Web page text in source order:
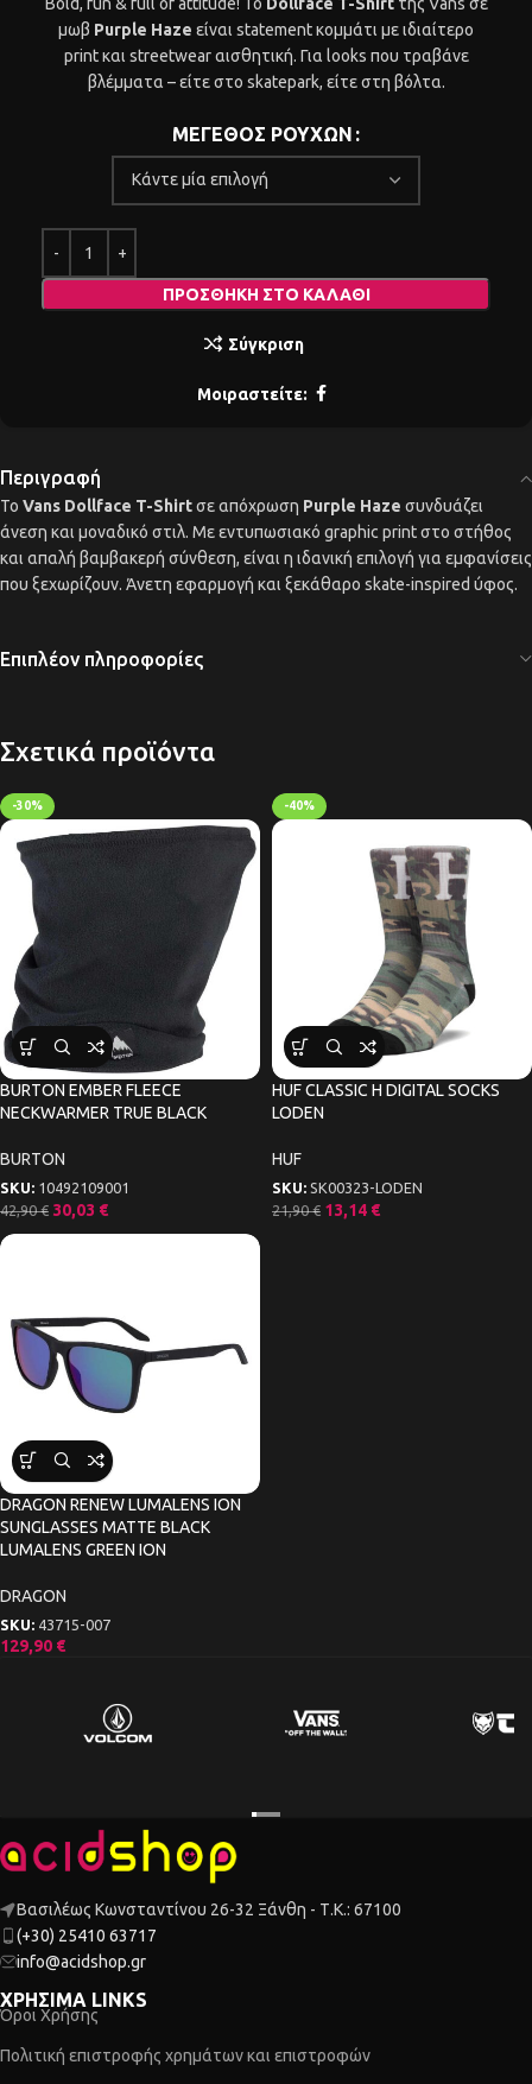
Bold, fun & full of attitude! Το Dollface T-Shirtτης Vans σε
μωβ Purple Haze είναι statement κομμάτι με ιδιαίτερο
print και streetwear αισθητική. Για looks που τραβάνε
βλέμματα – είτε στο skatepark, είτε στη βόλτα.
ΜΕΓΕΘΟΣ ΡΟΥΧΩΝ
ΠΡΟΣΘΉΚΗ ΣΤΟ ΚΑΛΆΘΙ
Σύγκριση
Μοιραστείτε:
Περιγραφή
Το Vans Dollface T-Shirtσε απόχρωση Purple Haze συνδυάζει
άνεση και μοναδικό στιλ. Με εντυπωσιακό graphic print στο στήθος
και απαλή βαμβακερή σύνθεση, είναι η ιδανική επιλογή για εμφανίσεις
που ξεχωρίζουν. Άνετη εφαρμογή και ξεκάθαρο skate-inspired ύφος.
Επιπλέον πληροφορίες
Σχετικά προϊόντα
-30%
BURTON EMBER FLEECE
NECKWARMER TRUE BLACK
BURTON
SKU: 10492109001
42,90€ 30,03 €
-40%
HUF CLASSIC H DIGITAL SOCKS
LODEN
HUF
SKU: SK00323-LODEN
21,90€ 13,14 €
DRAGON RENEW LUMALENS ION
SUNGLASSES MATTE BLACK
LUMALENS GREEN ION
DRAGON
SKU: 43715-007
129,90 €
Βασιλέως Κωνσταντίνου 26-32 Ξάνθη - Τ.Κ.: 67100
(+30) 25410 63717
info@acidshop.gr
ΧΡΗΣΙΜΑ LINKS
Όροι Χρήσης
Πολιτική επιστροφής χρημάτων και επιστροφών